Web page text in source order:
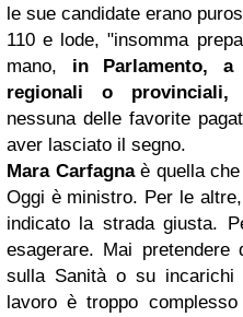
le sue candidate erano
110 e lode, "insomma
mano, in Parlamento, a
regionali o provinciali,
nessuna delle favorite
aver lasciato il segno.
Mara Carfagnaè quella che
Oggi è ministro. Per le
indicato la strada giusta.
esagerare. Mai pretendere
sulla Sanità o su
lavoro è troppo